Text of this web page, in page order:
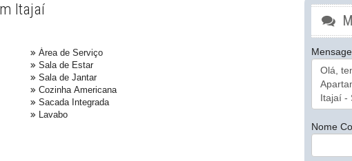
Itajaí
Área de Serviço
Sala de Estar
Sala de Jantar
Cozinha Americana
Sacada Integrada
Lavabo
Nome